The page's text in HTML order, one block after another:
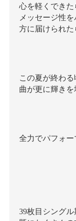
心を軽くでき
メッセージ性
方に届けられた
この夏が終わ
曲が更に輝きを
全力でパフォー
39枚目シングル